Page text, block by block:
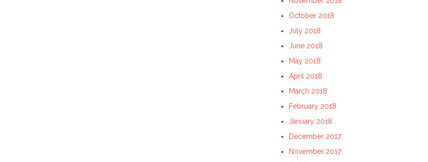
October 2018
July 2018
June 2018
May 2018
April 2018
March 2018
February 2018
January 2018
December 2017
November 2017